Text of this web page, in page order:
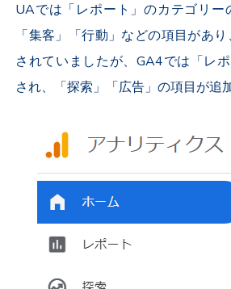
UAでは「レポート」のカテゴリー
「集客」「行動」などの項目があ
されていましたが、GA4では「レ
され、「探索」「広告」の項目が追